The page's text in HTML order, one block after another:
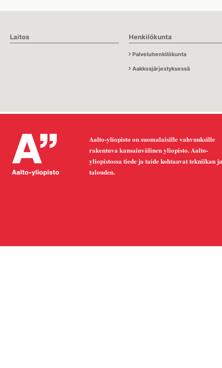
Laitos Henkilökunta
Palveluhenkilökunta
Aakkosjärjestyksessä
Aalto-yliopisto on suomalaisille vahvuuksille
rakentuva kansainvälinen yliopisto. Aalto-
yliopistossa tiede ja taide kohtaavat tekniikan ja
talouden.